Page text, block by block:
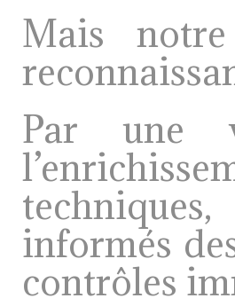
Mais
Par une
informés
contrôles